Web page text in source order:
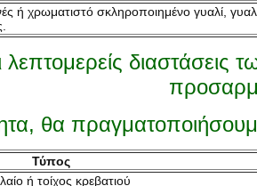
ή χρωματιστό σκληροποιημένο γυαλί,
λεπτομερείς διαστάσεις
θα
Τύπος
ή τοίχος κρεβατιού